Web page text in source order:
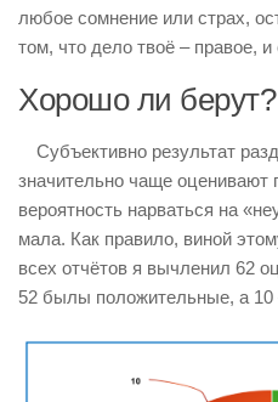
любое сомнение или страх,
том, что дело твоё – правое,
Хорошо ли берут?
Субъективно результат
значительно чаще оценивают
вероятность нарваться на
мала. Как правило, виной
всех отчётов я вычленил 62
52 былы положительные, а 10